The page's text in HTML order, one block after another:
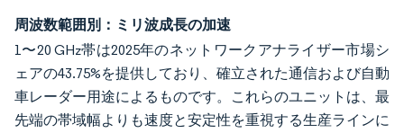
周波数範囲別：ミリ波成長の加速
1〜20 GHz帯は2025年のネットワークアナライザー市場シ
ェアの43.75%を提供しており、確立された通信および自動
車レーダー用途によるものです。これらのユニットは、最
先端の帯域幅よりも速度と安定性を重視する生産ラインに